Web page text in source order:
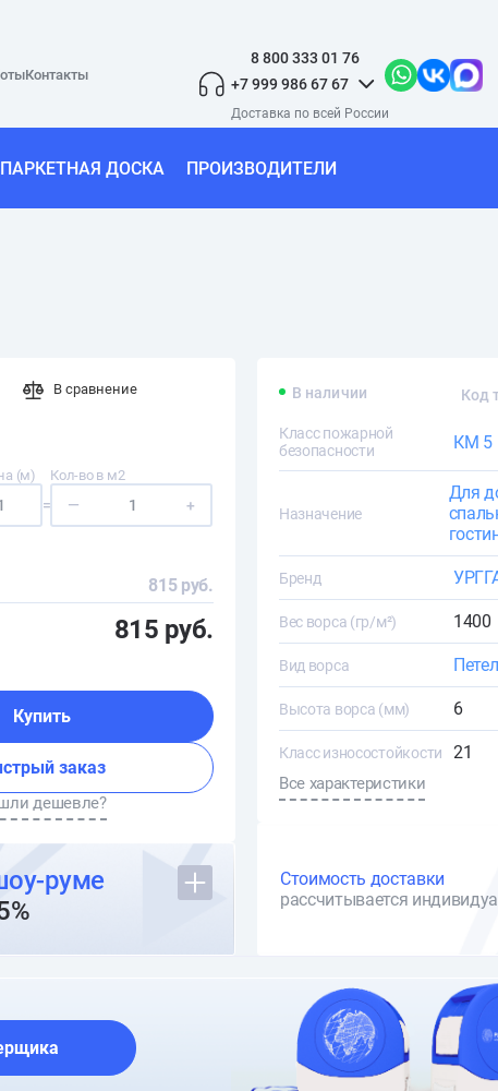
Контакты
8 800 333 01 76
+7 999 986 67 67
ПАРКЕТНАЯ ДОСКА ПРОИЗВОДИТЕЛИ
В сравнение
(м)
=
Кол-во в м2
— +
815 руб.
815 руб.
Купить
заказ
дешевле?
руме
В наличии Код
Класс пожарной
безопасности
КМ 5
Назначение
Для
Бренд
Вес ворса (гр/м²) 1400
Вид ворса
Высота ворса (мм) 6
Класс износостойкости 21
Все характеристики
Стоимость доставки
рассчитывается
О доставке и оплате